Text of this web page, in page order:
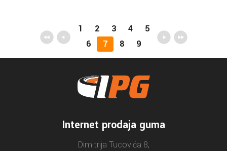
1 2 3 4
5
6
7 8 9
Internet prodaja guma
Dimitrija Tucovića 8,